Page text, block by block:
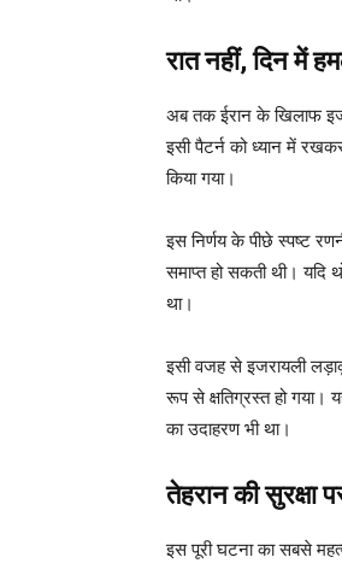
रात नहीं, दिन में
अब तक ईरान के खिलाफ
इसी पैटर्न को ध्यान में
किया गया।
इस निर्णय के पीछे स्पष्ट
समाप्त हो सकती थी। यदि
था।
इसी वजह से इजरायली लड़ाकू
रूप से क्षतिग्रस्त हो गया।
का उदाहरण भी था।
तेहरान की सुरक्षा
इस पूरी घटना का सबसे